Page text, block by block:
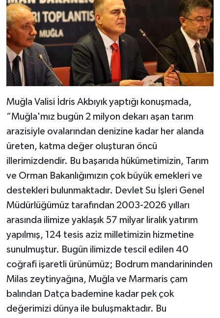
Muğla Valisi İdris Akbıyık yaptığı konuşmada,
“Muğla'mız bugün 2 milyon dekarı aşan tarım
arazisiyle ovalarından denizine kadar her alanda
üreten, katma değer oluşturan öncü
illerimizdendir. Bu başarıda hükümetimizin, Tarım
ve Orman Bakanlığımızın çok büyük emekleri ve
destekleri bulunmaktadır. Devlet Su İşleri Genel
Müdürlüğümüz tarafından 2003-2026 yılları
arasında ilimize yaklaşık 57 milyar liralık yatırım
yapılmış, 124 tesis aziz milletimizin hizmetine
sunulmuştur. Bugün ilimizde tescil edilen 40
coğrafi işaretli ürünümüz; Bodrum mandarininden
Milas zeytinyağına, Muğla ve Marmaris çam
balından Datça bademine kadar pek çok
değerimizi dünya ile buluşmaktadır. Bu